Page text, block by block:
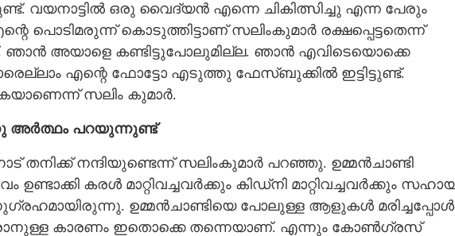
വയനാട്ടിൽ ഒരു വൈദ്യൻ എന്നെ ചികിത്സിച്ചു എന്ന പേരും
പൊടിമരുന്ന് കൊടുത്തിട്ടാണ് സലിംകുമാർ രക്ഷപ്പെട്ടതെന്ന്
അയാളെ കണ്ടിട്ടുപോലുമില്ല. ഞാൻ എവിടെയൊക്കെ
എന്റെ ഫോട്ടോ എടുത്തു ഫേസ്‌ബുക്കിൽ ഇട്ടിട്ടുണ്ട്.
സലിം കുമാർ.
അർത്ഥം പറയുന്നുണ്ട്
തനിക്ക് നന്ദിയുണ്ടെന്ന് സലിംകുമാർ പറഞ്ഞു. ഉമ്മൻചാണ്ടി
കരൾ മാറ്റിവച്ചവർക്കും കിഡ്‌നി മാറ്റിവച്ചവർക്കും
ഉമ്മൻചാണ്ടിയെ പോലുള്ള ആളുകൾ മരിച്ചപ്പോൾ
കാരണം ഇതൊക്കെ തന്നെയാണ്. എന്നും കോൺഗ്രസ്